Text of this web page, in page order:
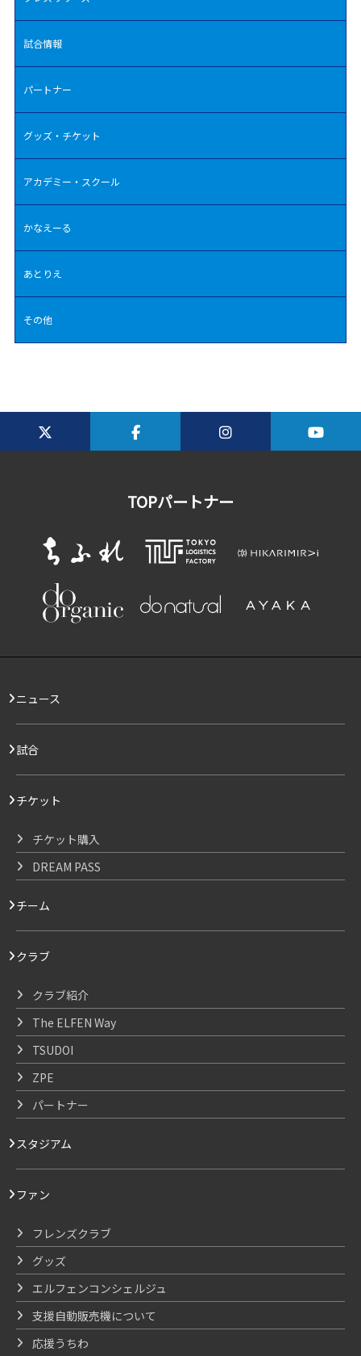
試合情報
パートナー
グッズ・チケット
アカデミー・スクール
かなえーる
あとりえ
その他
TOPパートナー
ニュース
試合
チケット
チケット購入
DREAM PASS
チーム
クラブ
クラブ紹介
The ELFEN Way
TSUDOI
ZPE
パートナー
スタジアム
ファン
フレンズクラブ
グッズ
エルフェンコンシェルジュ
支援自動販売機について
応援うちわ